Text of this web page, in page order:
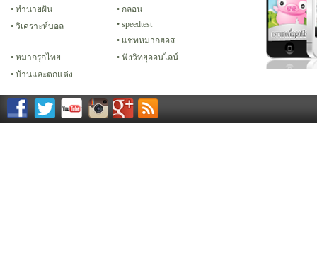
ทํานายฝัน
กลอน
วิเคราะห์บอล
speedtest
แชทหมากฮอส
หมากรุกไทย
ฟังวิทยุออนไลน์
บ้านและตกแต่ง